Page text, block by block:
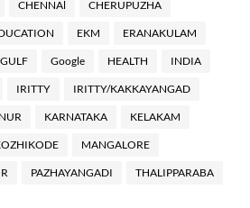
CHENNAl CHERUPUZHA
EKM ERANAKULAM
GULF Google HEALTH INDIA
IRITTY IRITTY/KAKKAYANGAD
KARNATAKA KELAKAM
MANGALORE
PAZHAYANGADI THALIPPARABA